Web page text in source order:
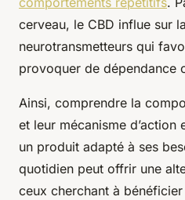
cerveau, le CBD influe sur
neurotransmetteurs qui
provoquer de dépendance
Ainsi, comprendre la
et leur mécanisme
un produit adapté à ses
quotidien peut offrir une
ceux cherchant à